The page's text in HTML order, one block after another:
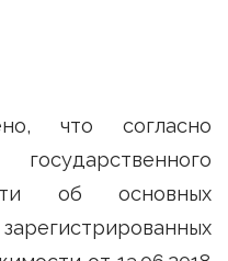
что согласно
об основных